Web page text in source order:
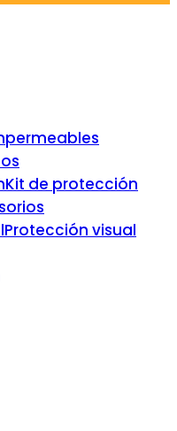
Kit de protección
Protección visual